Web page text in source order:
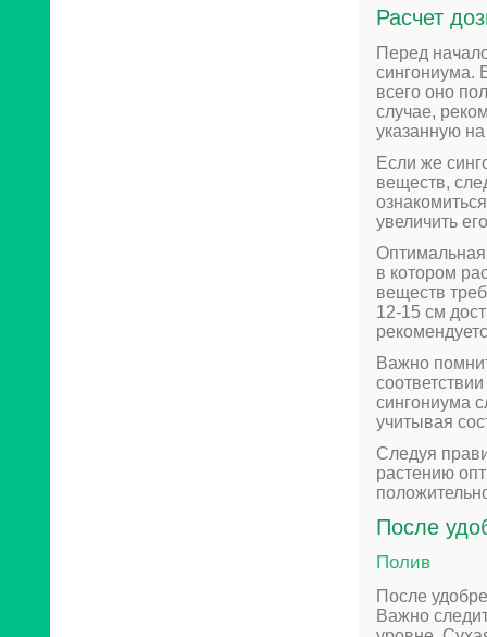
Расчет
Перед
сингониума.
всего оно
случае,
указанную
Если же
веществ,
увеличить
Оптимальная
в котором
веществ
12-15 см
Важно
сингониума
учитывая
Следуя
растению
После
Полив
После
Важно